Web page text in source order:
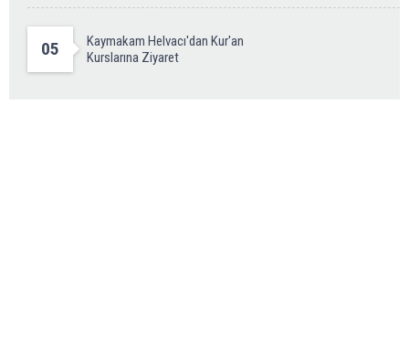
05
Kaymakam Helvacı'dan Kur'an
Kurslarına Ziyaret